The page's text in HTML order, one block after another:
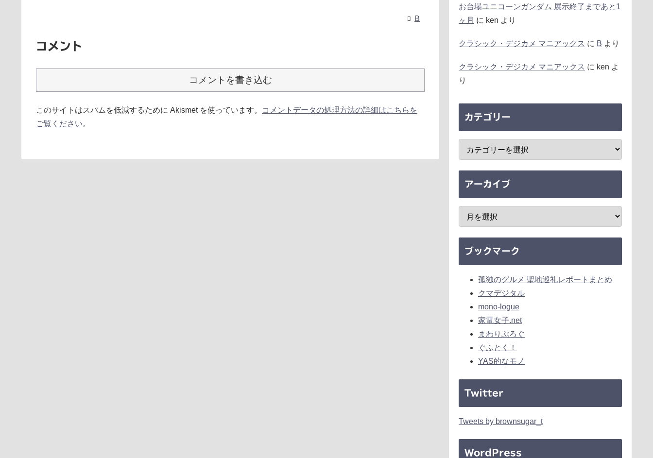
B
コメント
コメントを書き込む
このサイトはスパムを低減するために Akismet を使っています。
コメントデータの処理方法の詳細はこちらを
ご覧ください。
お台場ユニコーンガンダム 展示終了まであと1
ヶ月 に ken より
クラシック・デジカメ マニアックス に B より
クラシック・デジカメ マニアックス に ken よ
り
カテゴリー
アーカイブ
ブックマーク
孤独のグルメ 聖地巡礼レポートまとめ
クマデジタル
mono-logue
家電女子.net
まわりぶろぐ
ぐふとく！
YAS的なモノ
Twitter
Tweets by brownsugar_t
WordPress